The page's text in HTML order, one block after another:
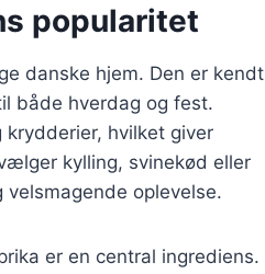
popularitet
danske hjem. Den er kendt
både hverdag og fest.
hvilket giver
kylling, svinekød eller
oplevelse.
er en central ingrediens.